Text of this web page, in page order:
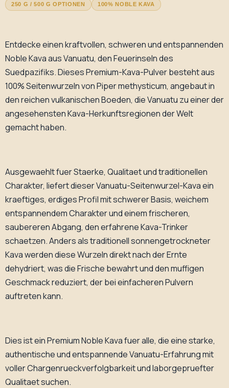
250 G / 500 G OPTIONEN 100% NOBLE KAVA
Entdecke einen kraftvollen, schweren und entspannenden
Noble Kava aus Vanuatu, den Feuerinseln des
Suedpazifiks. Dieses Premium-Kava-Pulver besteht aus
100% Seitenwurzeln von Piper methysticum, angebaut in
den reichen vulkanischen Boeden, die Vanuatu zu einer der
angesehensten Kava-Herkunftsregionen der Welt
gemacht haben.
Ausgewaehlt fuer Staerke, Qualitaet und traditionellen
Charakter, liefert dieser Vanuatu-Seitenwurzel-Kava ein
kraeftiges, erdiges Profil mit schwerer Basis, weichem
entspannendem Charakter und einem frischeren,
saubereren Abgang, den erfahrene Kava-Trinker
schaetzen. Anders als traditionell sonnengetrockneter
Kava werden diese Wurzeln direkt nach der Ernte
dehydriert, was die Frische bewahrt und den muffigen
Geschmack reduziert, der bei einfacheren Pulvern
auftreten kann.
Dies ist ein Premium Noble Kava fuer alle, die eine starke,
authentische und entspannende Vanuatu-Erfahrung mit
voller Chargenrueckverfolgbarkeit und laborgepruefter
Qualitaet suchen.